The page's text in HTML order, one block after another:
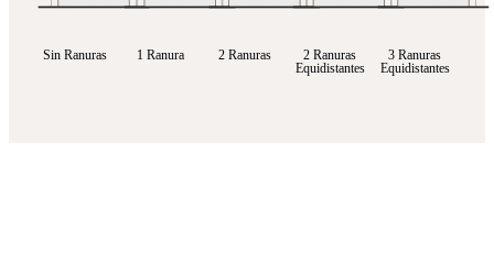
Sin Ranuras 1 Ranura 2 Ranuras
2 Ranuras
Equidistantes
3 Ranuras
Equidistantes